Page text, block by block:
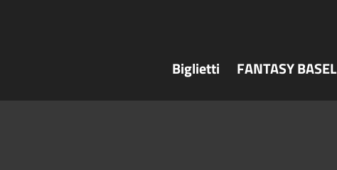
Biglietti FANTASY BASEL